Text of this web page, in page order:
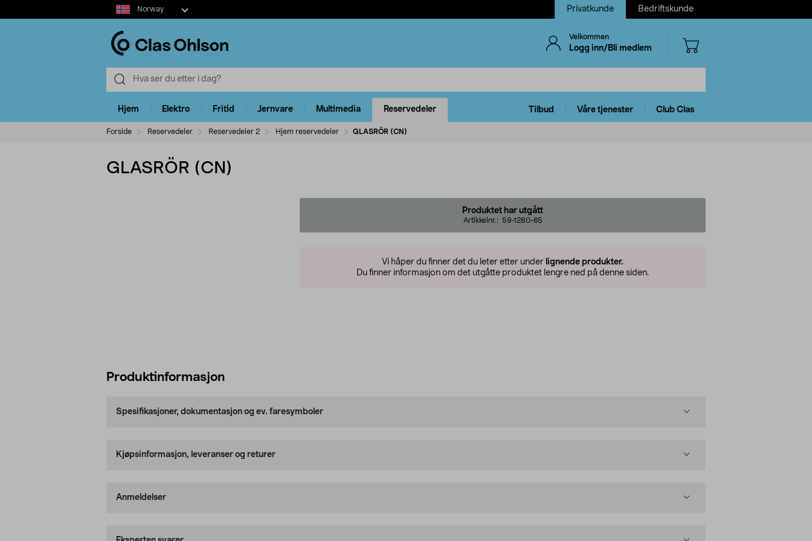
Select
market
Norway Privatkunde Bedriftskunde
Velkommen
Logg inn/Bli medlem
Hjem Elektro Fritid Jernvare Multimedia Reservedeler Tilbud Våre tjenester Club Clas
Forside Reservedeler Reservedeler 2 Hjem reservedeler GLASRÖR (CN)
GLASRÖR (CN)
Produktet har utgått
Artikkelnr.: 59-1280-65
Vi håper du finner det du leter etter under lignende produkter.
Du finner informasjon om det utgåtte produktet lengre ned på denne siden.
Produktinformasjon
Spesifikasjoner, dokumentasjon og ev. faresymboler
Kjøpsinformasjon, leveranser og returer
Anmeldelser